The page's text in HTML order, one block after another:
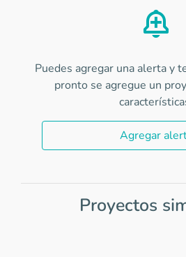
Puedes agregar una alerta y
pronto se agregue un
Agregar
Proyectos